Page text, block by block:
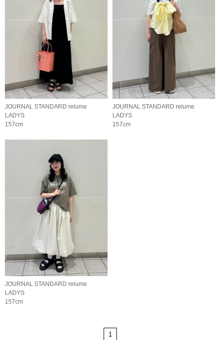
JOURNAL STANDARD relume
LADYS
157cm
JOURNAL STANDARD relume
LADYS
157cm
JOURNAL STANDARD relume
LADYS
157cm
1